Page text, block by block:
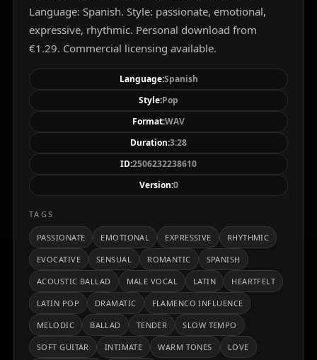
Language: Spanish. Style: passionate, emotional,
expressive, rhythmic. Personal download from
€1.29. Commercial licensing available.
Language:Spanish
Style:Pop
Format:WAV
Duration:3:28
ID:2506232238610
Version:0
TAGS
PASSIONATE EMOTIONAL EXPRESSIVE RHYTHMIC
EVOCATIVE SENSUAL ROMANTIC SPANISH
ACOUSTIC BALLAD MALE VOCAL LATIN HEARTFELT
LATIN POP DRAMATIC FLAMENCO INFLUENCE
MELODIC BALLAD TENDER SLOW TEMPO
SOFT GUITAR INTIMATE WARM TONES LOVE